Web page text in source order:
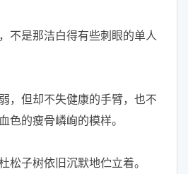
是那洁白得有些刺眼的单人
但却不失健康的手臂，也不
色的瘦骨嶙峋的模样。
树依旧沉默地伫立着。